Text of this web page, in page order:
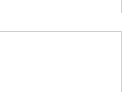
た。
足場だったり解体足場、昇降足